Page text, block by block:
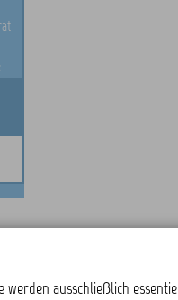
werden ausschließlich